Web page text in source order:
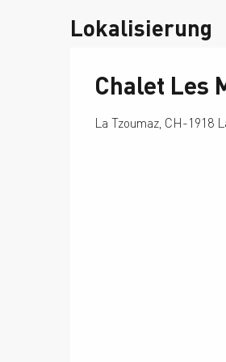
Lokalisierung
Chalet Les
La Tzoumaz, CH-1918